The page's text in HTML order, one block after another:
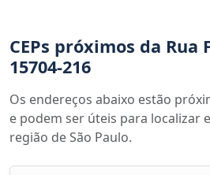
CEPs próximos da Rua
15704-216
Os endereços abaixo estão
e podem ser úteis para localizar
região de São Paulo.